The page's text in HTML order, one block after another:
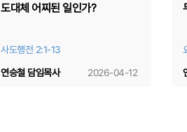
도대체 어찌된 일인가?
사도행전 2:1-13
2026-04-12
연승철 담임목사